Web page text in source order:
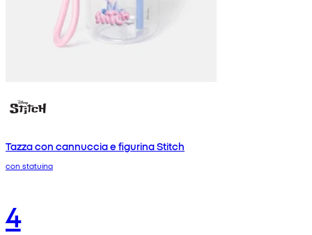
Tazza con cannuccia e figurina Stitch
con statuina
4